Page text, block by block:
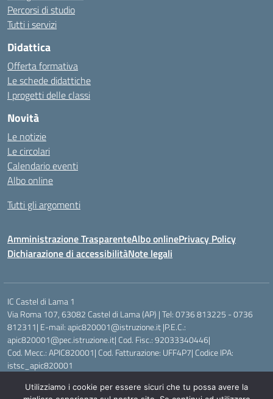
Percorsi di studio
Tutti i servizi
Didattica
Offerta formativa
Le schede didattiche
I progetti delle classi
Novità
Le notizie
Le circolari
Calendario eventi
Albo online
Tutti gli argomenti
Amministrazione TrasparenteAlbo onlinePrivacy Policy
Dichiarazione di accessibilitàNote legali
IC Castel di Lama 1
Via Roma 107, 63082 Castel di Lama (AP) | Tel: 0736 813225 - 0736
812311| E-mail: apic820001@istruzione.it |P.E.C.:
apic820001@pec.istruzione.it| Cod. Fisc.: 92033340446|
Cod. Mecc.: APIC820001| Cod. Fatturazione: UFF4P7| Codice IPA:
istsc_apic820001
Utilizziamo i cookie per essere sicuri che tu possa avere la